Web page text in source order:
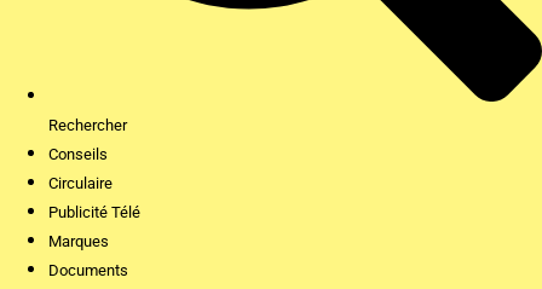
Rechercher
Conseils
Circulaire
Publicité Télé
Marques
Documents